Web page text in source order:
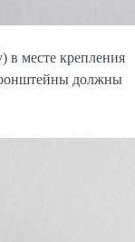
в месте крепления
должны